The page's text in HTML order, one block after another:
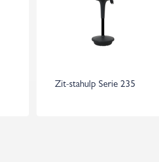
Zit-stahulp Serie 235